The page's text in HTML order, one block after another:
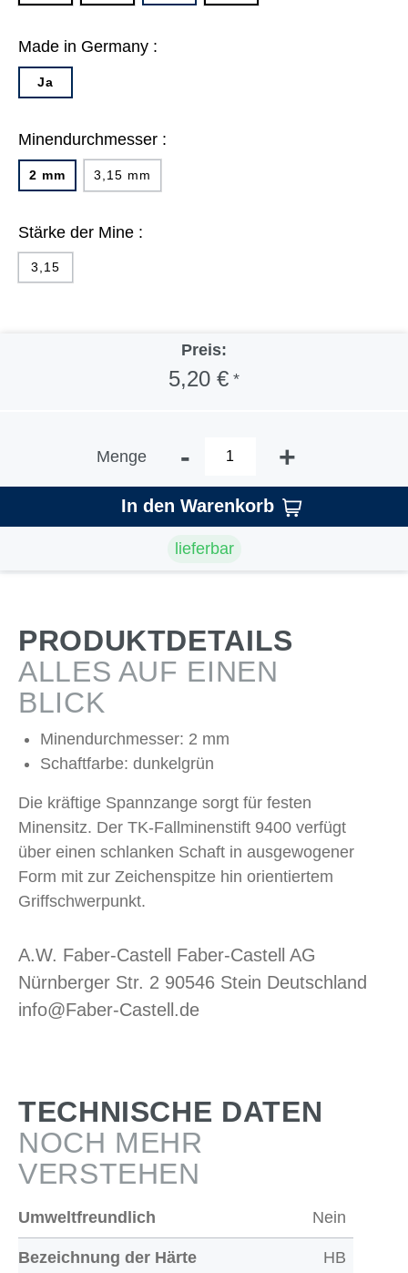
Made in Germany :
Ja
Minendurchmesser :
2 mm 3,15 mm
Stärke der Mine :
3,15
Preis:
5,20 € *
Menge - +
In den Warenkorb
lieferbar
PRODUKTDETAILS
ALLES AUF EINEN
BLICK
Minendurchmesser: 2 mm
Schaftfarbe: dunkelgrün
Die kräftige Spannzange sorgt für festen
Minensitz. Der TK-Fallminenstift 9400 verfügt
über einen schlanken Schaft in ausgewogener
Form mit zur Zeichenspitze hin orientiertem
Griffschwerpunkt.
A.W. Faber-Castell Faber-Castell AG
Nürnberger Str. 2 90546 Stein Deutschland
info@Faber-Castell.de
TECHNISCHE DATEN
NOCH MEHR
VERSTEHEN
Umweltfreundlich Nein
Bezeichnung der Härte HB